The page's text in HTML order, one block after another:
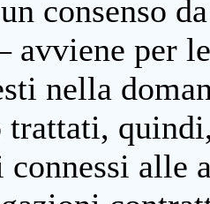
consenso
avviene per
nella
connessi